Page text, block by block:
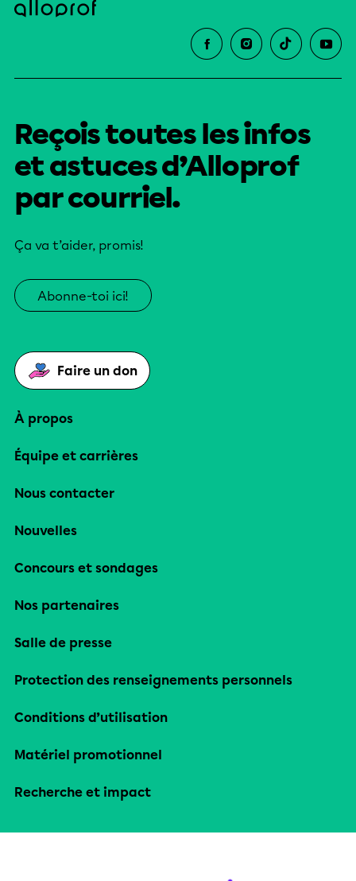
Reçois toutes les infos
et astuces d’Alloprof
par courriel.
Ça va t’aider, promis!
Abonne-toi ici!
Faire un don
À propos
Équipe et carrières
Nous contacter
Nouvelles
Concours et sondages
Nos partenaires
Salle de presse
Protection des renseignements personnels
Conditions d’utilisation
Matériel promotionnel
Recherche et impact